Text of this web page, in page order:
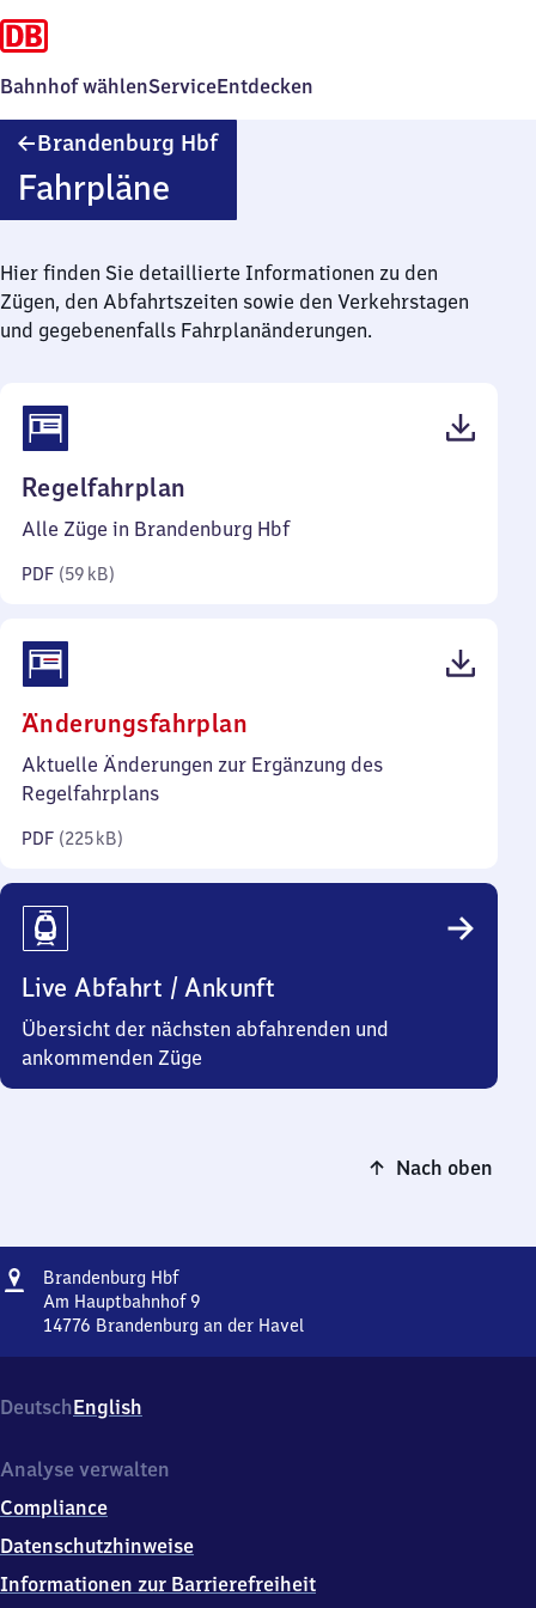
Bahnhof wählenServiceEntdecken
Brandenburg HbfBrandenburg
Fahrpläne
Hier finden Sie detaillierte Informationen zu den
Zügen, den Abfahrtszeiten sowie den Verkehrstagen
und gegebenenfalls Fahrplanänderungen.
Regelfahrplan
59
Alle Züge in Brandenburg Hbf
PDF (59 kB)
Änderungsfahrplan
225
Aktuelle Änderungen zur Ergänzung des
Regelfahrplans
PDF (225 kB)
Live Abfahrt / Ankunft
Übersicht der nächsten abfahrenden und
ankommenden Züge
Nach oben
Adresse
Brandenburg HbfBrandenburg
Hauptbahnhof
Am Hauptbahnhof 9
14776 Brandenburg an der Havel
Am
Hauptbahnhof
1
7
7
Brandenburg
DeutschEnglish
Analyse verwalten
Compliance
Datenschutzhinweise
Informationen zur Barrierefreiheit